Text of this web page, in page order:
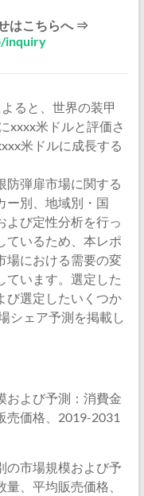
はこちらへ ⇒
inquiry
ると、世界の装甲
xxxx米ドルと評価さ
米ドルに成長する
防弾扉市場に関する
ー別、地域別・国
よび定性分析を行っ
ているため、本レポ
場における需要の変
ています。選定した
び選定したいくつか
シェア予測を掲載し
および予測：消費金
売価格、2019-2031
の市場規模および予
、平均販売価格、